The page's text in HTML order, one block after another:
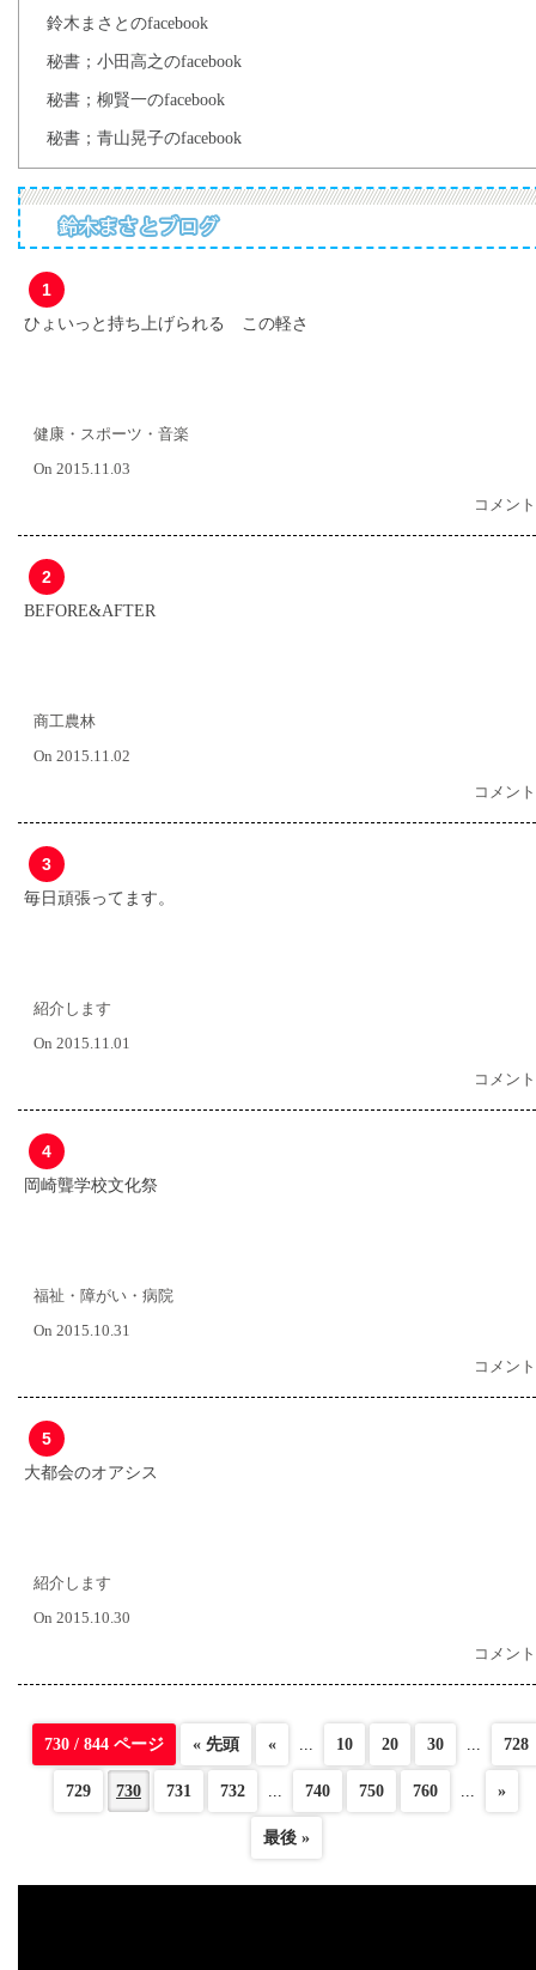
鈴木まさとのfacebook
秘書；小田高之のfacebook
秘書；柳賢一のfacebook
秘書；青山晃子のfacebook
1
ひょいっと持ち上げられる この軽さ
健康・スポーツ・音楽
On 2015.11.03
コメント
2
BEFORE&AFTER
商工農林
On 2015.11.02
コメント
3
毎日頑張ってます。
紹介します
On 2015.11.01
コメント
4
岡崎聾学校文化祭
福祉・障がい・病院
On 2015.10.31
コメント
5
大都会のオアシス
紹介します
On 2015.10.30
コメント
730 / 844 ページ « 先頭 « ... 10 20 30 ... 728
729 730 731 732 ... 740 750 760 ... »
最後 »